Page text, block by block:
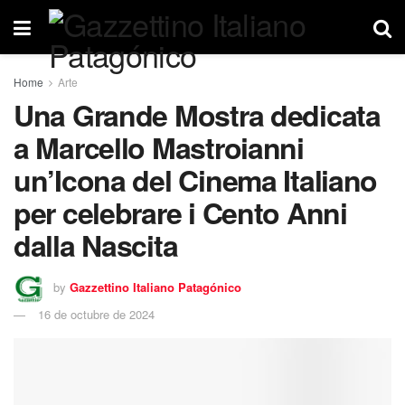
Home Arte
Una Grande Mostra dedicata
a Marcello Mastroianni
un’Icona del Cinema Italiano
per celebrare i Cento Anni
dalla Nascita
by Gazzettino Italiano Patagónico
16 de octubre de 2024